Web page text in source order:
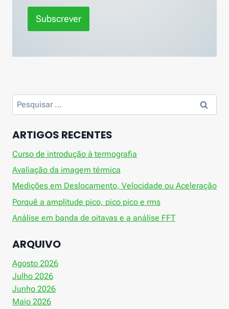
Subscrever
Pesquisar
por:
ARTIGOS RECENTES
Curso de introdução à termografia
Avaliação da imagem térmica
Medições em Deslocamento, Velocidade ou Aceleração
Porquê a amplitude pico, pico pico e rms
Análise em banda de oitavas e a análise FFT
ARQUIVO
Agosto 2026
Julho 2026
Junho 2026
Maio 2026